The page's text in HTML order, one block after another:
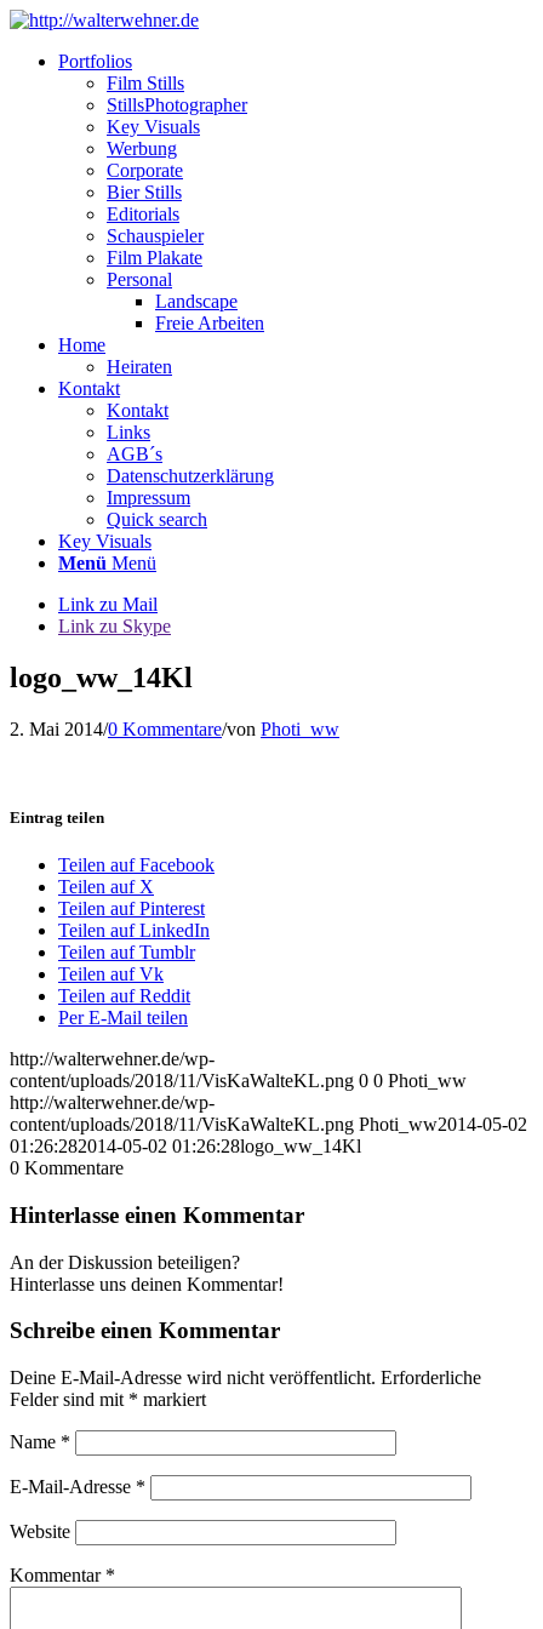
Portfolios
Film Stills
StillsPhotographer
Key Visuals
Werbung
Corporate
Bier Stills
Editorials
Schauspieler
Film Plakate
Personal
Landscape
Freie Arbeiten
Home
Heiraten
Kontakt
Kontakt
Links
AGB´s
Datenschutzerklärung
Impressum
Quick search
Key Visuals
Menü Menü
Link zu Mail
Link zu Skype
logo_ww_14Kl
2. Mai 2014/0 Kommentare/von Photi_ww
Eintrag teilen
Teilen auf Facebook
Teilen auf X
Teilen auf Pinterest
Teilen auf LinkedIn
Teilen auf Tumblr
Teilen auf Vk
Teilen auf Reddit
Per E-Mail teilen
http://walterwehner.de/wp-
content/uploads/2018/11/VisKaWalteKL.png 0 0 Photi_ww
http://walterwehner.de/wp-
content/uploads/2018/11/VisKaWalteKL.png Photi_ww2014-05-02
01:26:282014-05-02 01:26:28logo_ww_14Kl
0 Kommentare
Hinterlasse einen Kommentar
An der Diskussion beteiligen?
Hinterlasse uns deinen Kommentar!
Schreibe einen Kommentar
Deine E-Mail-Adresse wird nicht veröffentlicht. Erforderliche
Felder sind mit * markiert
Name *
E-Mail-Adresse *
Website
Kommentar *